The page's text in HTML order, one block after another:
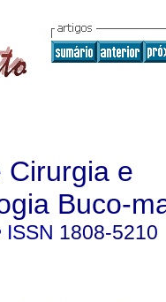
Cirurgia e
Buco-
ISSN 1808-5210